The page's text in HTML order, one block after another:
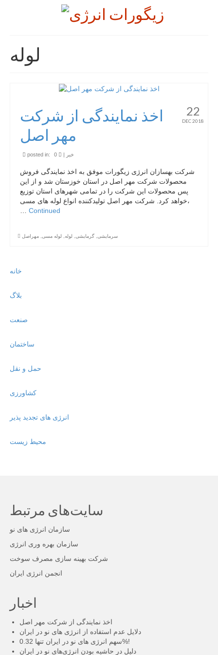
لوله
22
DEC 2018
اخذ نمایندگی از شرکت
مهر اصل
posted in: خبر |
شرکت بهسازان انرژی زیگورات موفق به اخذ نمایندگی فروش
محصولات شرکت مهر اصل در استان خوزستان شد و از این
پس محصولات این شرکت را در تمامی شهرهای استان توزیع
خواهد کرد. شرکت مهر اصل تولیدکننده انواع لوله های مسی،
Continued
سرمایشی گرمایشی لوله لوله مسی مهراصل
خانه
بلاگ
صنعت
ساختمان
حمل و نقل
کشاورزی
انرژی های تجدید پذیر
محیط زیست
سایت‌های مرتبط
سازمان انرژی های نو
سازمان بهره وری انرژی
شرکت بهینه سازی مصرف سوخت
انجمن انرژی ایران
اخبار
اخذ نمایندگی از شرکت مهر اصل
دلایل عدم استفاده از انرژی های نو در ایران
سهم انرژی های نو در ایران تنها 0.32%!
دلیل در حاشیه بودن انرژی‌های نو در ایران